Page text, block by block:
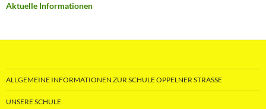
Aktuelle Informationen
ALLGEMEINE INFORMATIONEN ZUR SCHULE OPPELNER STRASSE
UNSERE SCHULE